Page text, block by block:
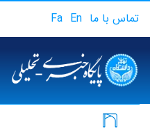
تماس با ما En
Fa